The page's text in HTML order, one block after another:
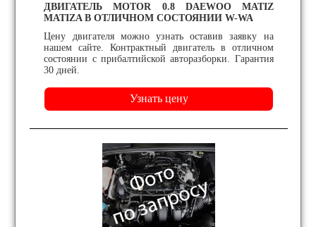
ДВИГАТЕЛЬ MOTOR 0.8 DAEWOO MATIZ
MATIZA В ОТЛИЧНОМ СОСТОЯНИИ W-WA
Цену двигателя можно узнать оставив заявку на
нашем сайте. Контрактный двигатель в отличном
состоянии с прибалтийской авторазборки. Гарантия
30 дней.